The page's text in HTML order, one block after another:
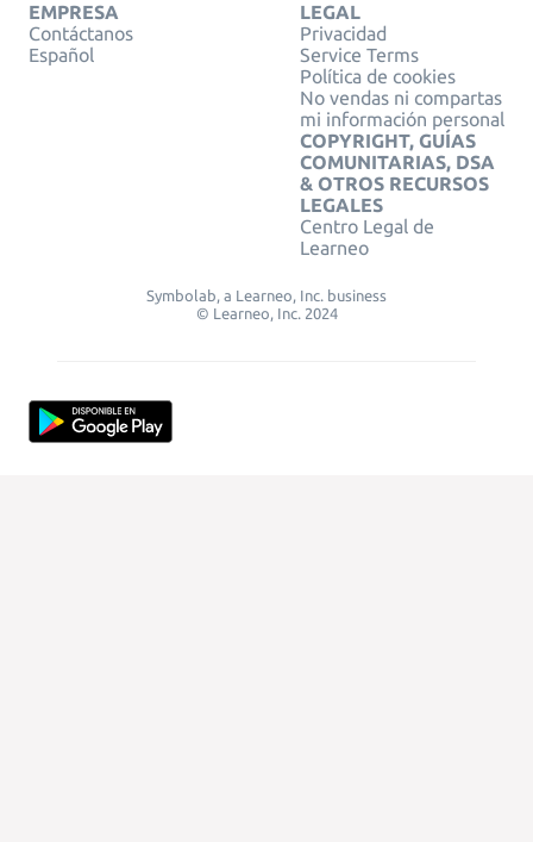
EMPRESA
Contáctanos
Español
LEGAL
Privacidad
Service Terms
Política de cookies
No vendas ni compartas
mi información personal
COPYRIGHT, GUÍAS
COMUNITARIAS, DSA
& OTROS RECURSOS
LEGALES
Centro Legal de
Learneo
Symbolab, a Learneo, Inc. business
© Learneo, Inc. 2024